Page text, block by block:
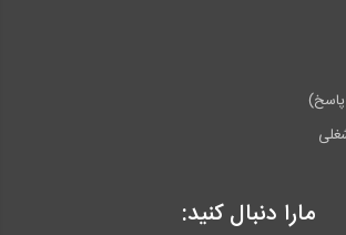
مارا دنبال کنید: